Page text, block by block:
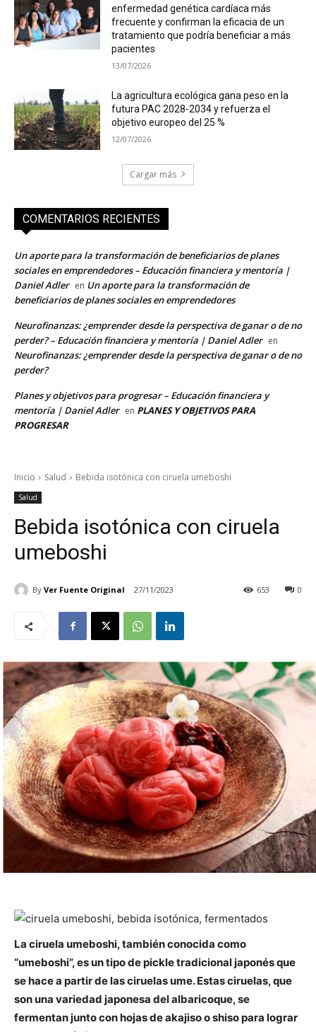
enfermedad genética cardíaca más
frecuente y confirman la eficacia de un
tratamiento que podría beneficiar a más
pacientes
13/07/2026
La agricultura ecológica gana peso en la
futura PAC 2028-2034 y refuerza el
objetivo europeo del 25 %
12/07/2026
Cargar más
COMENTARIOS RECIENTES
Un aporte para la transformación de beneficiarios de planes
sociales en emprendedores – Educación financiera y mentoría |
Daniel Adler en Un aporte para la transformación de
beneficiarios de planes sociales en emprendedores
Neurofinanzas: ¿emprender desde la perspectiva de ganar o de no
perder? – Educación financiera y mentoría | Daniel Adler en
Neurofinanzas: ¿emprender desde la perspectiva de ganar o de no
perder?
Planes y objetivos para progresar – Educación financiera y
mentoría | Daniel Adler en PLANES Y OBJETIVOS PARA
PROGRESAR